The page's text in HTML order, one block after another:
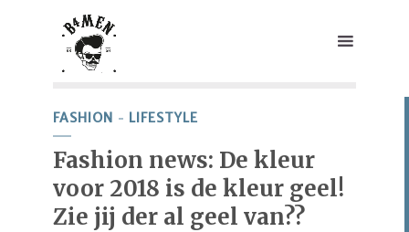
FASHION LIFESTYLE
Fashion news: De kleur
voor 2018 is de kleur geel!
Zie jij der al geel van??